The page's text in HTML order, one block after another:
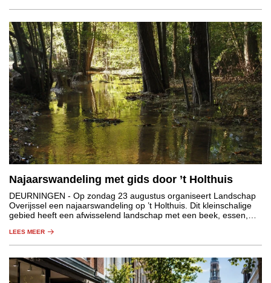
Najaarswandeling met gids door ’t Holthuis
DEURNINGEN - Op zondag 23 augustus organiseert Landschap
Overijssel een najaarswandeling op ’t Holthuis. Dit kleinschalige
gebied heeft een afwisselend landschap met een beek, essen,
LEES MEER